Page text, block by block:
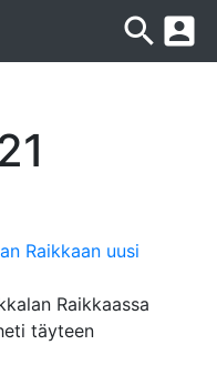
search account_box
Raikkaan uusi
Raikkaassa
täyteen